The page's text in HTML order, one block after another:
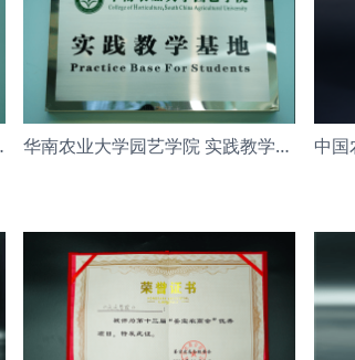
业校外 华南农业大学园艺学院 实践教学基地